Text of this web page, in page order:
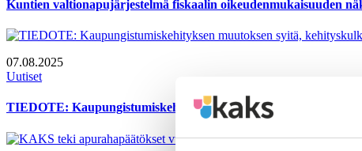
Kuntien valtionapujärjestelmä fiskaalin oikeudenmukaisuuden
07.08.2025
Uutiset
TIEDOTE: Kaupungistumiskehityksen muutoksen syitä,